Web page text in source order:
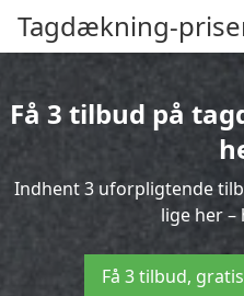
Tagdækning-
Få 3 tilbud på
Indhent 3 uforpligtende
lige her –
Få 3 tilbud,